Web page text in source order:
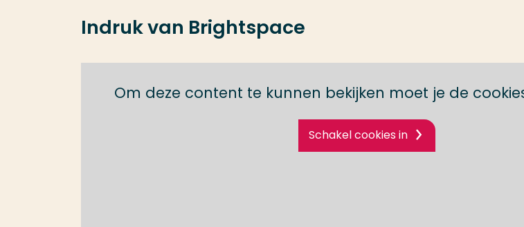
Indruk van Brightspace
Om deze content te kunnen bekijken moet je de
Schakel cookies in